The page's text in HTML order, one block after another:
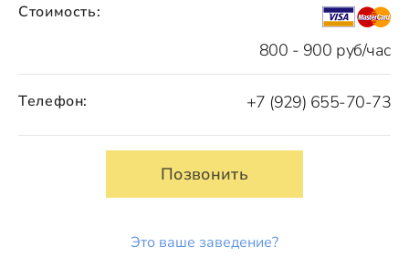
Стоимость:
800 - 900 руб/час
Телефон: +7 (929) 655-70-73
Позвонить
Это ваше заведение?